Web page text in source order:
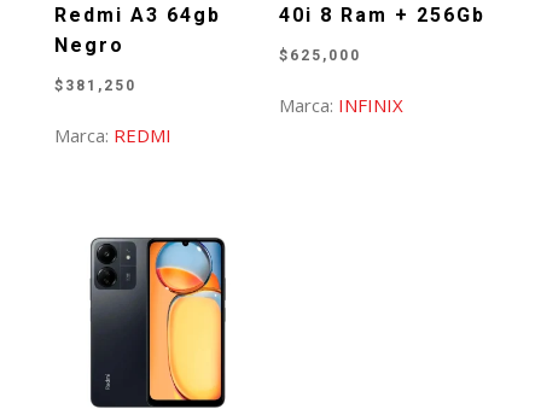
Redmi A3 64gb
Negro
$ 381,250
Marca: REDMI
40i 8 Ram + 256Gb
$ 625,000
Marca: INFINIX